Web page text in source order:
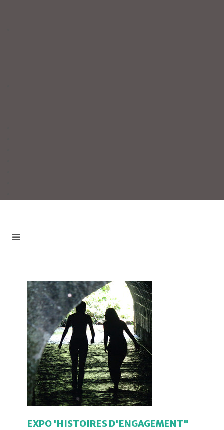
EXPO 'HISTOIRES D'ENGAGEMENT"